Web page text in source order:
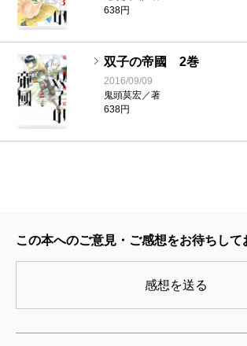
638円
双子の帝國 2巻
2016/09/09
鬼頭莫宏／著
638円
この本へのご意見・ご感想をお待ちして
感想を送る